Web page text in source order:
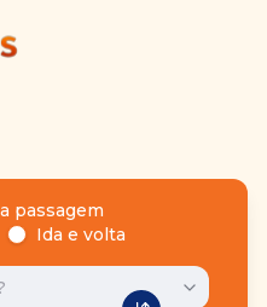
passagem
Ida e volta